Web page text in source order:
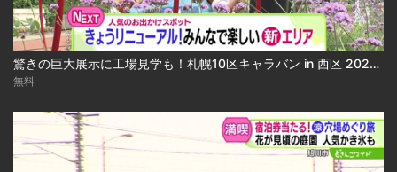
驚きの巨大展示に工場見学も！札幌10区キャラバン in 西区 2026-07-30 2026-07-30
無料